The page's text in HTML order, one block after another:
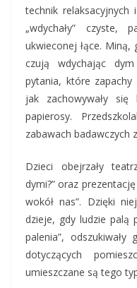
technik relaksacyjnych
„wdychały” czyste,
ukwieconej łące. Miną,
czują wdychając dym
pytania, które zapachy
jak zachowywały
papierosy.
zabawach badawczych
Dzieci obejrzały
dymi?” oraz
wokół nas”. Dzięki
dzieje, gdy ludzie palą
palenia”,
dotyczących
umieszczane są tego